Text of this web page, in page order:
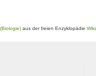
aus der freien Enzyklopädie